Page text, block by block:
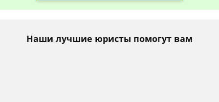
Наши лучшие юристы помогут вам